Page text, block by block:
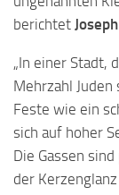
berichtet
„In einer Stadt,
Mehrzahl
Feste wie ein
sich auf hoher
Die Gassen
der